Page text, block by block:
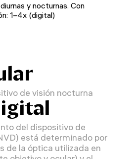
y nocturnas. Con
1–4x (digital)
de visión nocturna
del dispositivo de
está determinado por
de la óptica utilizada en